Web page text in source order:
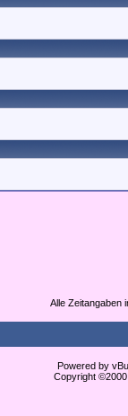
Alle Zeitangaben
Powered by
Copyright